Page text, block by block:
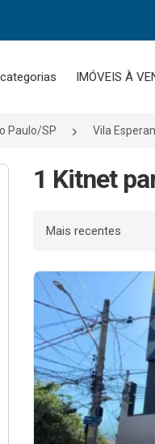
IMÓVEIS À
Paulo/SP Vila
1 Kitnet
Ordenar por